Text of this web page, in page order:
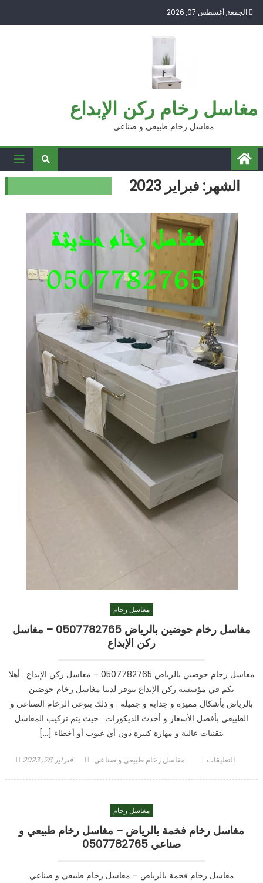
Skip الجمعة, أغسطس 07, 2026
مغاسل رخام ركن الإبداع
مغاسل رخام طبيعي و صناعي
الشهر: فبراير 2023
مغاسل رخام
مغاسل رخام حوضين بالرياض 0507782765 – مغاسل
ركن الإبداع
مغاسل رخام حوضين بالرياض 0507782765 – مغاسل ركن الإبداع : أهلا
بكم في مؤسسة ركن الإبداع يتوفر لدينا مغاسل رخام حوضين
بالرياض بأشكال مميزة و جذابة و جميلة . و ذلك بنوعي الرخام الصناعي و
الطبيعي بأفضل الأسعار و أحدث الديكورات . حيث يتم تركيب المغاسل
بتقنيات عالية و مهارة كبيرة دون أي عيوب أو أخطاء […]
Posted فبراير 28, 2023 Author
مغاسل رخام طبيعي و صناعي التعليقات
مغاسل رخام
مغاسل رخام فخمة بالرياض – مغاسل رخام طبيعي و
صناعي 0507782765
مغاسل رخام فخمة بالرياض – مغاسل رخام طبيعي و صناعي